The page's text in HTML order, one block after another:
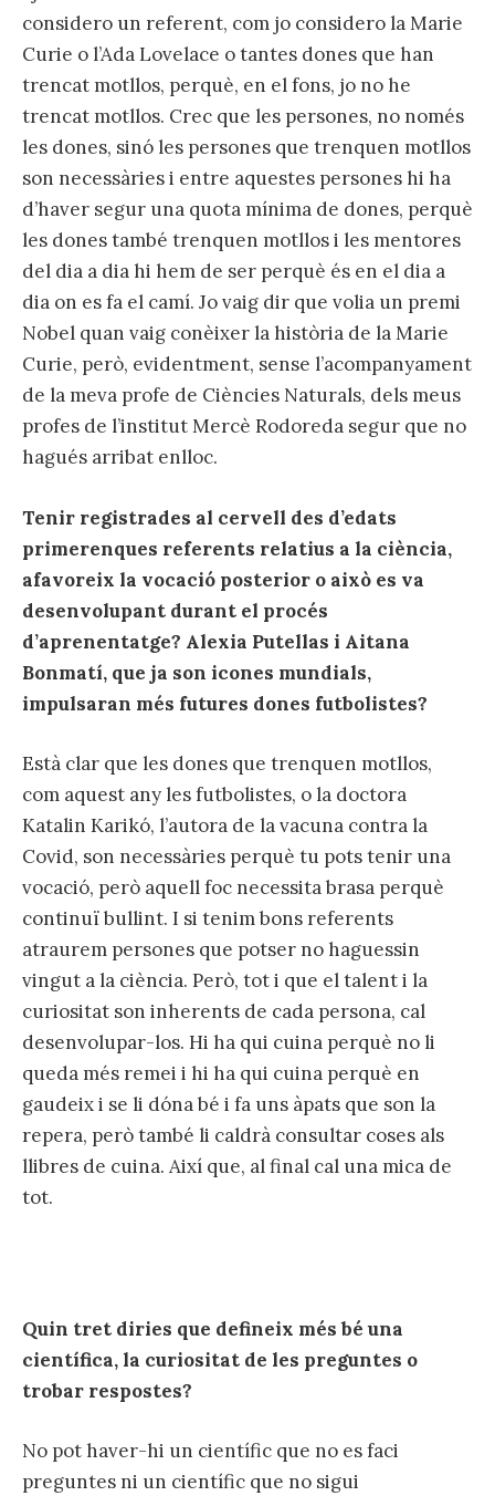
considero un referent, com jo considero la Marie
Curie o l’Ada Lovelace o tantes dones que han
trencat motllos, perquè, en el fons, jo no he
trencat motllos. Crec que les persones, no només
les dones, sinó les persones que trenquen motllos
son necessàries i entre aquestes persones hi ha
d’haver segur una quota mínima de dones, perquè
les dones també trenquen motllos i les mentores
del dia a dia hi hem de ser perquè és en el dia a
dia on es fa el camí. Jo vaig dir que volia un premi
Nobel quan vaig conèixer la història de la Marie
Curie, però, evidentment, sense l’acompanyament
de la meva profe de Ciències Naturals, dels meus
profes de l’institut Mercè Rodoreda segur que no
hagués arribat enlloc.
Tenir registrades al cervell des d’edats
primerenques referents relatius a la ciència,
afavoreix la vocació posterior o això es va
desenvolupant durant el procés
d’aprenentatge? Alexia Putellas i Aitana
Bonmatí, que ja son icones mundials,
impulsaran més futures dones futbolistes?
Està clar que les dones que trenquen motllos,
com aquest any les futbolistes, o la doctora
Katalin Karikó, l’autora de la vacuna contra la
Covid, son necessàries perquè tu pots tenir una
vocació, però aquell foc necessita brasa perquè
continuï bullint. I si tenim bons referents
atraurem persones que potser no haguessin
vingut a la ciència. Però, tot i que el talent i la
curiositat son inherents de cada persona, cal
desenvolupar-los. Hi ha qui cuina perquè no li
queda més remei i hi ha qui cuina perquè en
gaudeix i se li dóna bé i fa uns àpats que son la
repera, però també li caldrà consultar coses als
llibres de cuina. Així que, al final cal una mica de
tot.
Quin tret diries que defineix més bé una
científica, la curiositat de les preguntes o
trobar respostes?
No pot haver-hi un científic que no es faci
preguntes ni un científic que no sigui